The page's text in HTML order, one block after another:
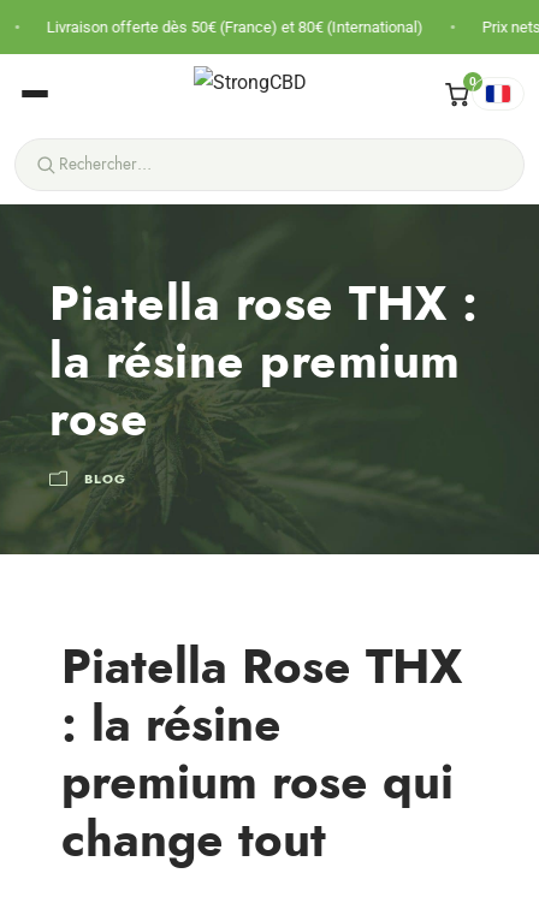
offerte dès 50€ (France) et 80€ (International) • Prix nets · Pas de TVA
0
Piatella rose THX :
la résine premium
rose
BLOG
Piatella Rose THX
: la résine
premium rose qui
change tout